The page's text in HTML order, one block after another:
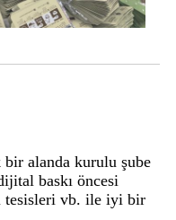
bir alanda kurulu şube
baskı öncesi
tesisleri vb. ile iyi bir